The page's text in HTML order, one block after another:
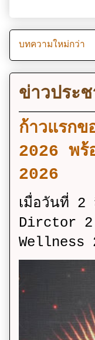
บทความใหม่กว่า
ข่าวประ
ก้าวแรก
2026 พ
2026
เมื่อวันที่
Dirctor 2
Wellness